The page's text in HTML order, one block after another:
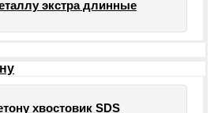
экстра длинные
хвостовик SDS